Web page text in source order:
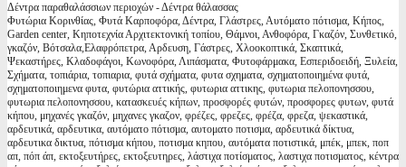
Δέντρα παραθαλάσσιων περιοχών - Δέντρα θάλασσας
Φυτώρια Κορινθίας, Φυτά Καρποφόρα, Δέντρα, Γλάστρες, Αυτόματο πότισμα, Κήπος,
Garden center, Κηποτεχνία Αρχιτεκτονική τοπίου, Θάμνοι, Ανθοφόρα, Γκαζόν, Συνθετικό,
γκαζόν, Βότσαλα,Ελαφρόπετρα, Αρδευση, Γάστρες, Χλοοκοπτικά, Σκαπτικά,
Ψεκαστήρες, Κλαδοφάγοι, Κωνοφόρα, Λιπάσματα, Φυτοφάρμακα, Εσπεριδοειδή, Ξυλεία,
Σχήματα, τοπιάρια, τοπιαρια, φυτά σχήματα, φυτα σχηματα, σχηματοποιημένα φυτά,
σχηματοποιημενα φυτα, φυτώρια αττικής, φυτωρια αττικης, φυτωρια πελοπονησσου,
φυτωρια πελοπονησσου, κατασκευές κήπων, προσφορές φυτών, προσφορες φυτων, φυτά
κήπου, μηχανές γκαζόν, μηχανες γκαζον, φρέζες, φρεζες, φρέζα, φρεζα, ψεκαστικά,
αρδευτικά, αρδευτικα, αυτόματο πότισμα, αυτοματο ποτισμα, αρδευτικά δίκτυα,
αρδευτικα δικτυα, πότισμα κήπου, ποτισμα κηπου, αυτόματα ποτιστικά, μπέκ, μπεκ, ποπ
απ, πόπ άπ, εκτοξευτήρες, εκτοξευτηρες, λάστιχα ποτίσματος, λαστιχα ποτισματος, κέντρα